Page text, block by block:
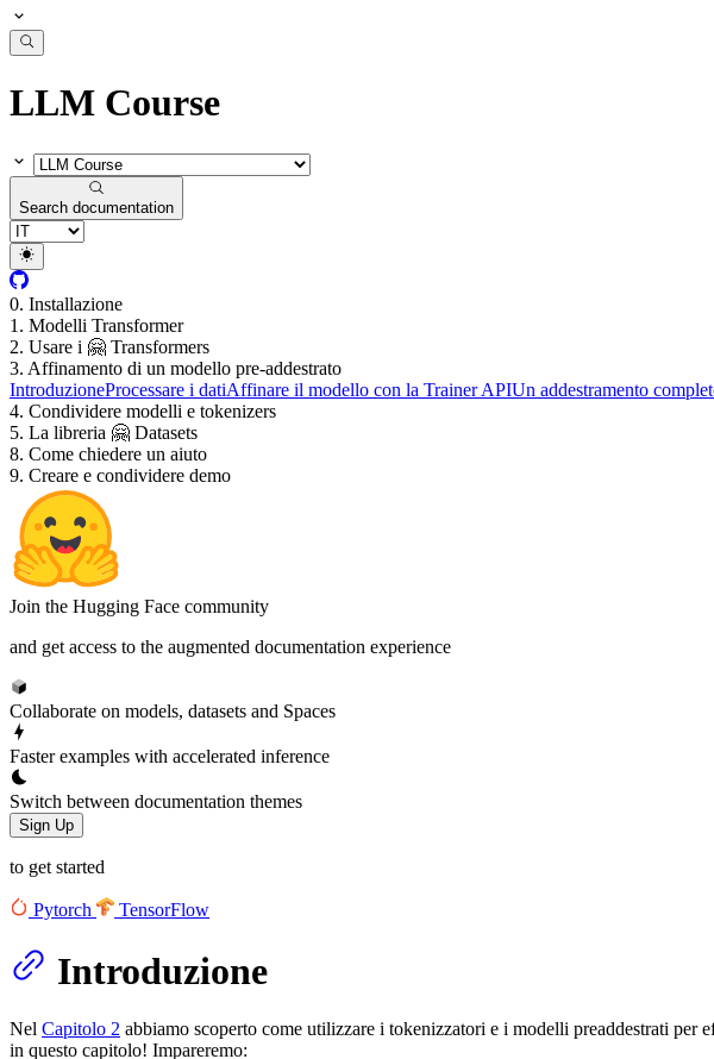
LLM Course
Search documentation
0. Installazione
1. Modelli Transformer
2. Usare i 🤗 Transformers
3. Affinamento di un modello pre-addestrato
IntroduzioneProcessare i datiAffinare il modello con la Trainer APIUn addestramento
4. Condividere modelli e tokenizers
5. La libreria 🤗 Datasets
8. Come chiedere un aiuto
9. Creare e condividere demo
Join the Hugging Face community
and get access to the augmented documentation experience
Collaborate on models, datasets and Spaces
Faster examples with accelerated inference
Switch between documentation themes
Sign Up
to get started
Pytorch TensorFlow
Introduzione
Nel Capitolo 2 abbiamo scoperto come utilizzare i tokenizzatori e i modelli preaddestrati per
in questo capitolo! Impareremo: